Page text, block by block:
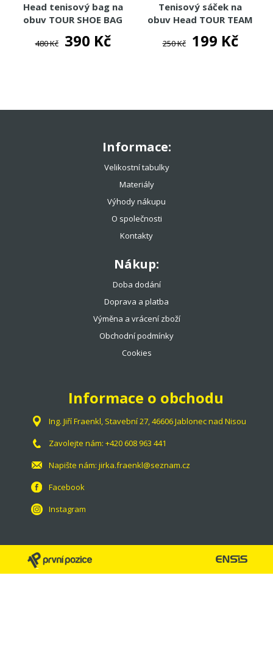
Head tenisový bag na
obuv TOUR SHOE BAG
480 Kč 390 Kč
Tenisový sáček na
obuv Head TOUR TEAM
250 Kč 199 Kč
Informace:
Velikostní tabulky
Materiály
Výhody nákupu
O společnosti
Kontakty
Nákup:
Doba dodání
Doprava a platba
Výměna a vrácení zboží
Obchodní podmínky
Cookies
Informace o obchodu
Ing. Jiří Fraenkl, Stavební 27, 46606 Jablonec nad Nisou
Zavolejte nám: +420 608 963 441
Napište nám: jirka.fraenkl@seznam.cz
Facebook
Instagram